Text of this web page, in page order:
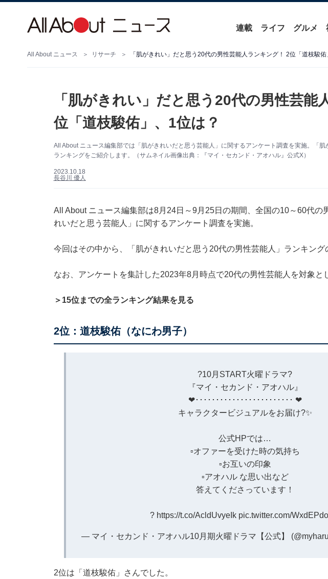
連載 ライフ グルメ
All About ニュース リサーチ 「肌がきれい」だと思う20代の男性芸能人ランキング！ 2位「道枝駿佑
「肌がきれい」だと思う20代の男性芸能
位「道枝駿佑」、1位は？
All About ニュース編集部では「肌がきれいだと思う芸能人」に関するアンケート調査を実施。「肌
ランキングをご紹介します。（サムネイル画像出典：『マイ・セカンド・アオハル』公式X）
2023.10.18
長谷川 優人
All About ニュース編集部は8月24日～9月25日の期間、全国の10～60代の
れいだと思う芸能人」に関するアンケート調査を実施。
今回はその中から、「肌がきれいだと思う20代の男性芸能人」ランキング
なお、アンケートを集計した2023年8月時点で20代の男性芸能人を対象と
＞15位までの全ランキング結果を見る
2位：道枝駿佑（なにわ男子）
?️10月START火曜ドラマ?
『マイ・セカンド・アオハル』
❤︎････････････････････････ ❤︎
キャラクタービジュアルをお届け?✨
公式HPでは…
▫️オファーを受けた時の気持ち
▫️お互いの印象
▫️アオハル な思い出など
答えてくださっています！
? https://t.co/AcldUvyeIk pic.twitter.com/
— マイ・セカンド・アオハル10月期火曜ドラマ【公式】
2位は「道枝駿佑」さんでした。